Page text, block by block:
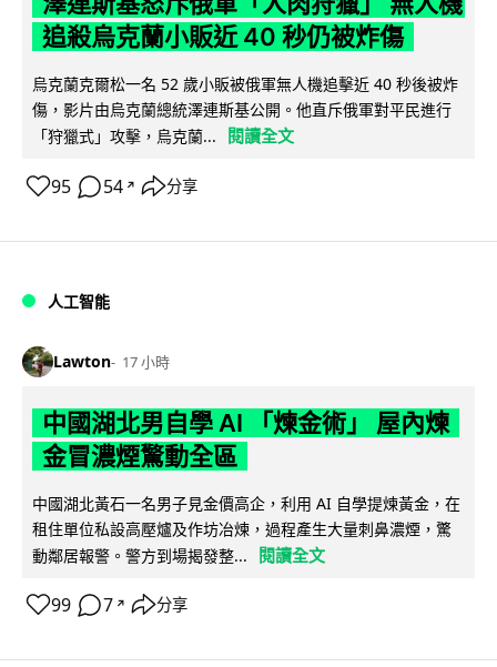
追殺烏克蘭小販近 40 秒仍被炸傷
烏克蘭克爾松一名 52 歲小販被俄軍無人機追擊近 40 秒後被炸
傷，影片由烏克蘭總統澤連斯基公開。他直斥俄軍對平民進行
「狩獵式」攻擊，烏克蘭...
閱讀全文
95 54 ↗ 分享
人工智能
Lawton 17 小時
中國湖北男自學 AI 「煉金術」 屋內煉
金冒濃煙驚動全區
中國湖北黃石一名男子見金價高企，利用 AI 自學提煉黃金，在
租住單位私設高壓爐及作坊冶煉，過程產生大量刺鼻濃煙，驚
動鄰居報警。警方到場揭發整...
閱讀全文
99 7 ↗ 分享